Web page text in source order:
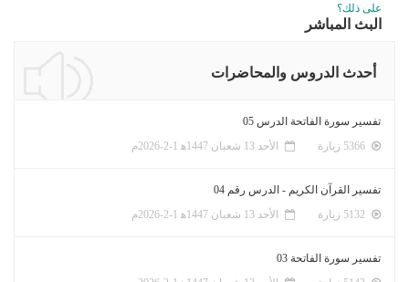
على ذلك؟
البث المباشر
أحدث الدروس والمحاضرات
تفسير سورة الفاتحة الدرس 05
الأحد 13 شعبان 1447ﻫ 1-2-2026م
تفسير القرآن الكريم - الدرس رقم 04
الأحد 13 شعبان 1447ﻫ 1-2-2026م
تفسير سورة الفاتحة 03